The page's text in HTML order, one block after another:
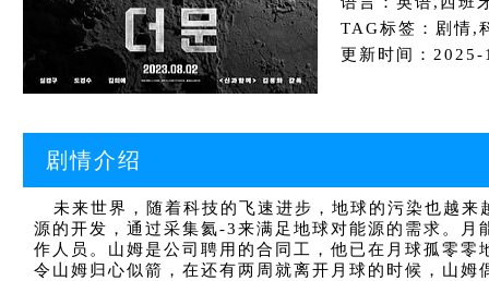
TAG标签：剧情,
更新时间：
剧情介绍
未来世界，随着科技的飞速进步，地球的污染也越来
源的开发，通过采集氦-3来满足地球对能源的需求。
作人员。山姆是公司聘用的合同工，他已在月球孤零
令山姆归心似箭，在还有两周就离开月球的时候，山